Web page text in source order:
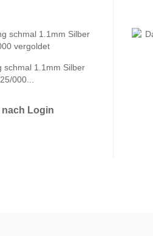
schmal 1.1mm Silber
000...
nach Login